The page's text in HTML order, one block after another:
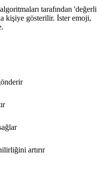
tarafından 'değerli
kişiye gösterilir. İster emoji,
artırır